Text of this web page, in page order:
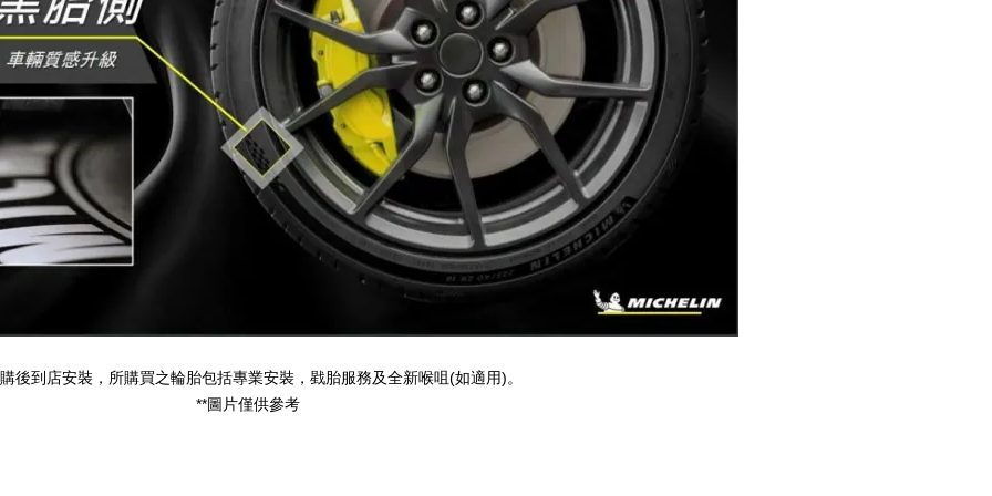
後到店安裝，所購買之輪胎包括專業安裝，戥胎服務及全新喉咀 (如適用)。
**圖片僅供參考